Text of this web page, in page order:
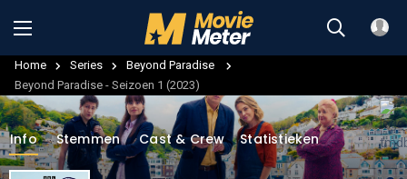
Home Series
Beyond Paradise
Beyond Paradise - Seizoen 1 (2023)
Info Stemmen Cast & Crew Statistieken